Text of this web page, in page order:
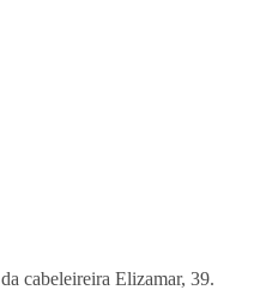
cabeleireira Elizamar, 39.